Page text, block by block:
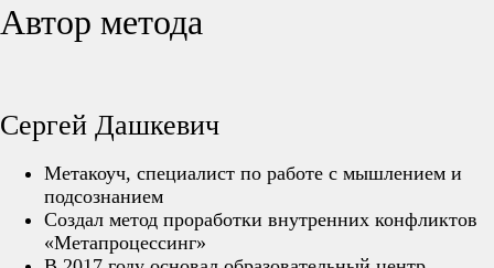
Автор метода
Сергей Дашкевич
Метакоуч, специалист по работе с мышлением и
подсознанием
Создал метод проработки внутренних конфликтов
«Метапроцессинг»